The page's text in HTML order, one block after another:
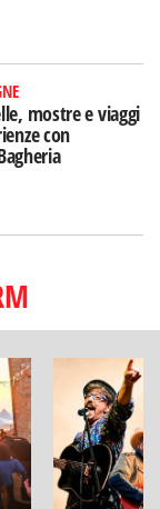
mostre e viaggi
con